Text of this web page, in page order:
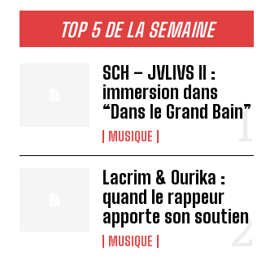
TOP 5 DE LA SEMAINE
SCH – JVLIVS II :
immersion dans
“Dans le Grand Bain”
MUSIQUE
Lacrim & Ourika :
quand le rappeur
apporte son soutien
MUSIQUE